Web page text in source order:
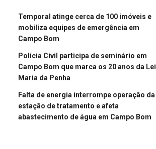
Temporal atinge cerca de 100 imóveis e
mobiliza equipes de emergência em
Campo Bom
Polícia Civil participa de seminário em
Campo Bom que marca os 20 anos da Lei
Maria da Penha
Falta de energia interrompe operação da
estação de tratamento e afeta
abastecimento de água em Campo Bom